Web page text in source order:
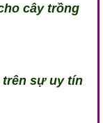
cây trồng
trên sự uy tín